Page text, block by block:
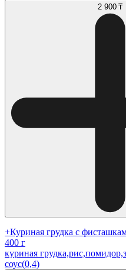
2 900 ₸
+Куриная грудка с
400 г
куриная
соус(0,4)